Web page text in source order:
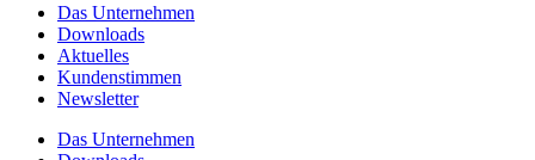
Das Unternehmen
Downloads
Aktuelles
Kundenstimmen
Newsletter
Das Unternehmen